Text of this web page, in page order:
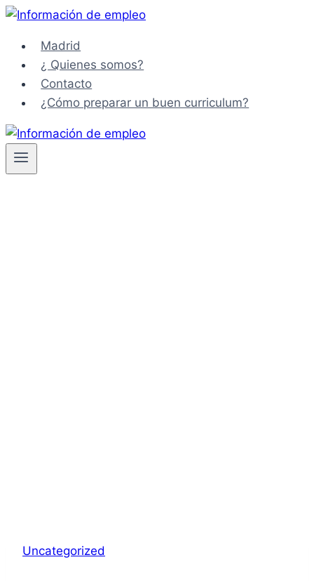
Saltar
contenidoMadrid
¿ Quienes somos?
Contacto
¿Cómo preparar un buen curriculum?
Uncategorized